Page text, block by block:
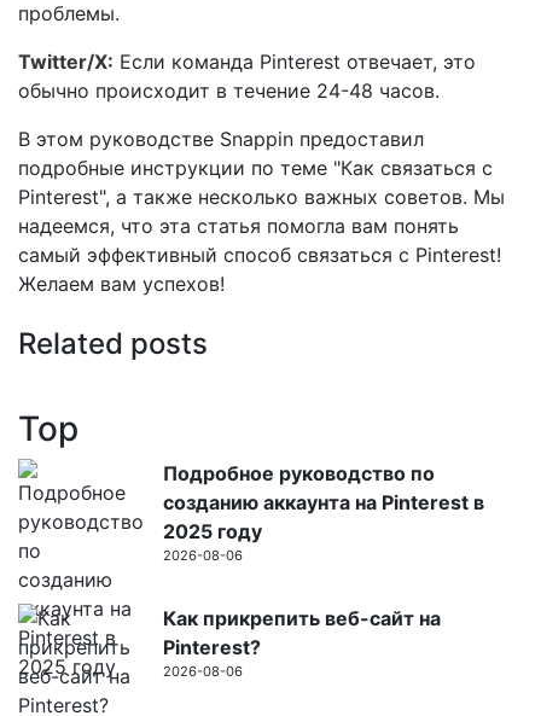
проблемы.
Twitter/X: Если команда Pinterest отвечает, это
обычно происходит в течение 24-48 часов.
В этом руководстве Snappin предоставил
подробные инструкции по теме "Как связаться с
Pinterest", а также несколько важных советов. Мы
надеемся, что эта статья помогла вам понять
самый эффективный способ связаться с Pinterest!
Желаем вам успехов!
Related posts
Top
Подробное руководство по
созданию аккаунта на Pinterest в
2025 году
2026-08-06
Как прикрепить веб-сайт на
Pinterest?
2026-08-06